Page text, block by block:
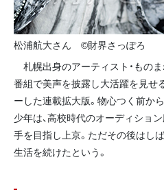
松浦航大さん ©財界さっぽろ
札幌出身のアーティスト・もの
番組で美声を披露し大活躍を見せ
ーした連載拡大版。物心つく前か
少年は、高校時代のオーディショ
手を目指し上京。ただその後はし
生活を続けたという。